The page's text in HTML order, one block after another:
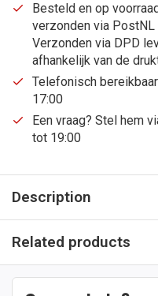
Besteld en op
verzonden via
Verzonden via DPD
afhankelijk van de
Telefonisch
17:00
Een vraag? Stel hem
tot 19:00
Description
Related products